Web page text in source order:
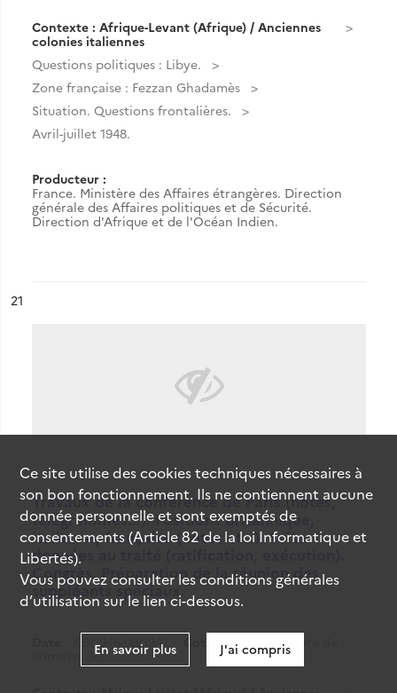
Contexte : Afrique-Levant (Afrique) / Anciennes
colonies italiennes
Questions politiques : Libye.
Zone française : Fezzan Ghadamès
Situation. Questions frontalières.
Avril-juillet 1948.
Producteur :
France. Ministère des Affaires étrangères. Direction
générale des Affaires politiques et de Sécurité.
Direction d'Afrique et de l'Océan Indien.
n°
21
Travaux de la conférence de Paris (notes,
télégrammes...). Positions britannique,
italienne, française (notes etc.). Suites
données au traité (ratification, exécution).
Congrès. Préparation de la réunion des
suppléants spéciaux.
09/1946-09/1947
36QO/56 (Cote de
commande)
Ce site utilise descookiestechniques nécessaires à
son bon fonctionnement. Ils ne contiennent aucune
donnée personnelle et sont exemptés de
consentements (Article 82 de la loi Informatique et
Libertés).
Vous pouvez consulter les conditions générales
d’utilisation sur le lien ci-dessous.
En savoir plus J'ai compris